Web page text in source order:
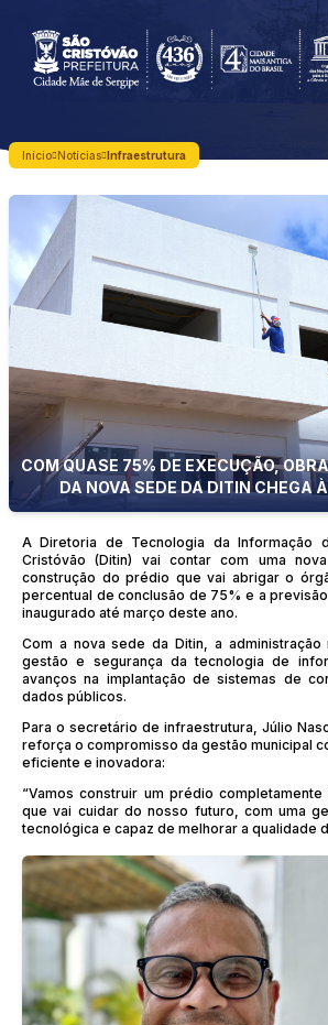
Início Notícias Infraestrutura
COM QUASE 75% DE EXECUÇÃO,
DA NOVA SEDE DA DITIN CHEGA
A Diretoria de Tecnologia da Informação
Cristóvão (Ditin) vai contar com uma
construção do prédio que vai abrigar o
percentual de conclusão de 75% e a
inaugurado até março deste ano.
Com a nova sede da Ditin, a administração
gestão e segurança da tecnologia de
avanços na implantação de sistemas de
dados públicos.
Para o secretário de infraestrutura, Júlio
reforça o compromisso da gestão municipal
eficiente e inovadora:
“Vamos construir um prédio
que vai cuidar do nosso futuro, com uma
tecnológica e capaz de melhorar a qualidade